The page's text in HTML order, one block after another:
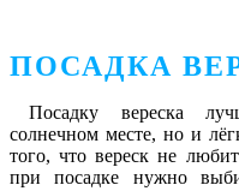
ПОСАДКА
Посадку вереска
солнечном месте, но и
того, что вереск не
при посадке нужно